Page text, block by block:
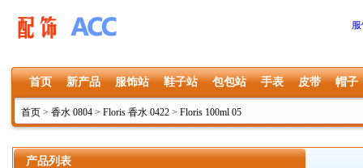
首页 新产品 服饰站 鞋子站 包包站 手表 皮带 帽子
首页 > 香水 0804 > Floris 香水 0422 > Floris 100ml 05
产品列表